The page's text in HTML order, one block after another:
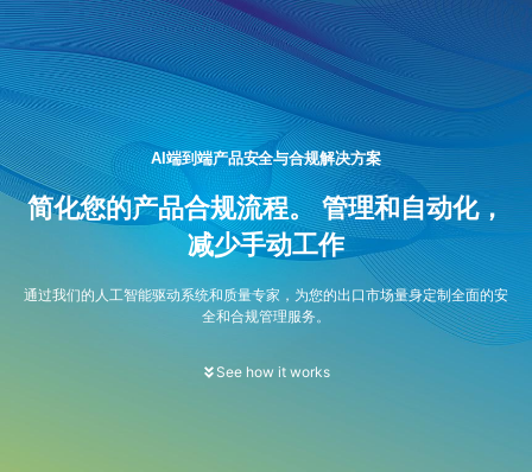
AI端到端产品安全与合规解决方案
简化您的产品合规流程。 管理和自动化，
减少手动工作
通过我们的人工智能驱动系统和质量专家，为您的出口市场量身定制全面的安
全和合规管理服务。
See how it works